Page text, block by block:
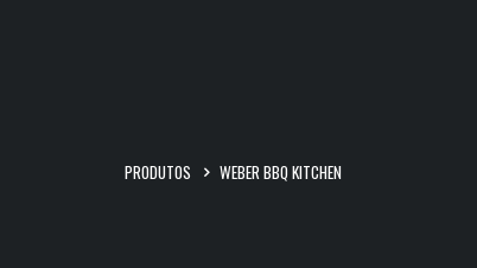
PRODUTOS WEBER BBQ KITCHEN